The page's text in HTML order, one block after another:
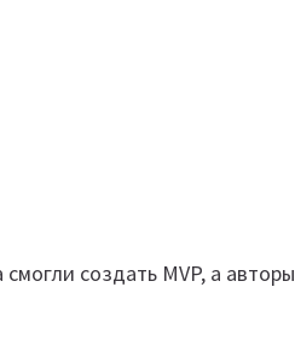
создать MVP, а авторы